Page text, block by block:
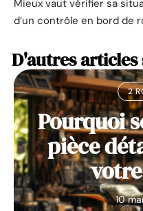
Mieux vaut vérifier sa
d’un contrôle en bord de
D'autres articles
2
Pourquoi
pièce
10